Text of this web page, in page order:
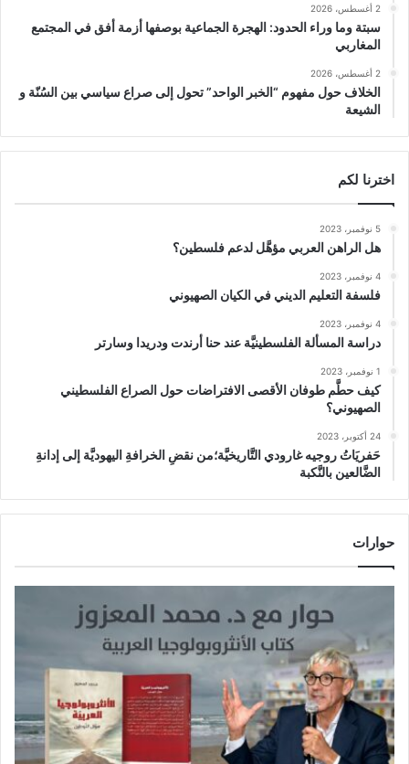
2 أغسطس، 2026
سبتة وما وراء الحدود: الهجرة الجماعية بوصفها أزمة أفق في المجتمع
المغاربي
2 أغسطس، 2026
الخلاف حول مفهوم “الخبر الواحد” تحول إلى صراع سياسي بين السُنّة و
الشيعة
اخترنا لكم
5 نوفمبر، 2023
هل الراهن العربي مؤهَّل لدعم فلسطين؟
4 نوفمبر، 2023
فلسفة التعليم الديني في الكيان الصهيوني
4 نوفمبر، 2023
دراسة المسألة الفلسطينيَّة عند حنا أرندت ودريدا وسارتر
1 نوفمبر، 2023
كيف حطَّم طوفان الأقصى الافتراضات حول الصراع الفلسطيني
الصهيوني؟
24 أكتوبر، 2023
حَفريَاتُ روجيه غارودي التَّاريخيَّة؛من نقضِ الخرافةِ اليهوديَّة إلى إدانةِ
الضَّالعين بالنَّكبة
حوارات